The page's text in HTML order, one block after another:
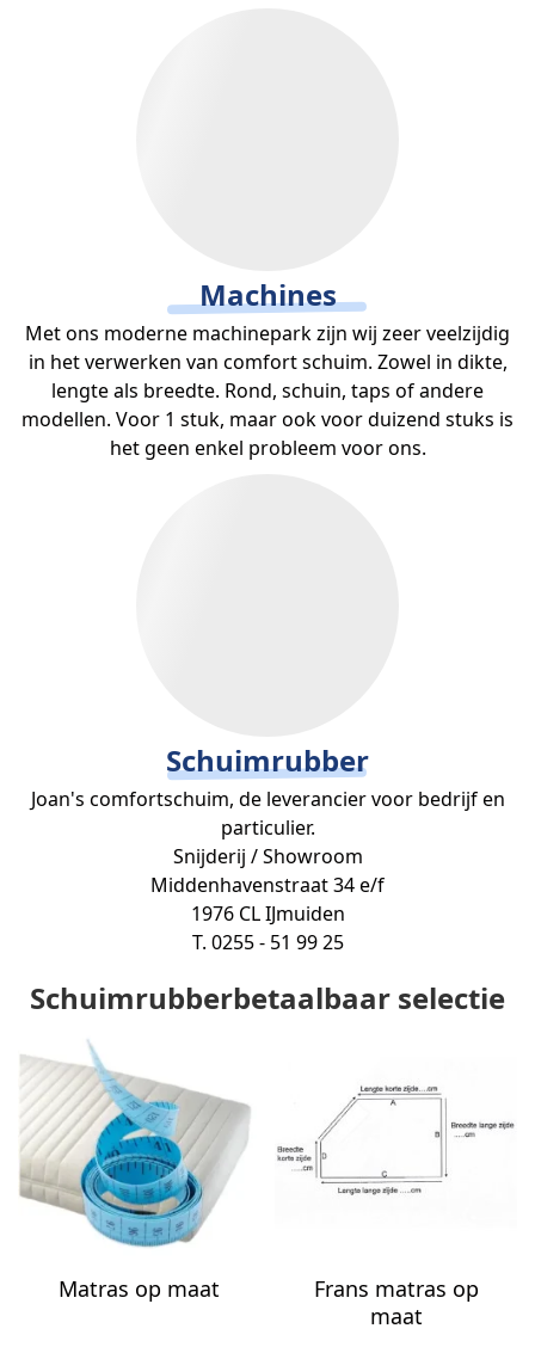
Machines
Met ons moderne machinepark zijn wij zeer veelzijdig
in het verwerken van comfort schuim. Zowel in dikte,
lengte als breedte. Rond, schuin, taps of andere
modellen. Voor 1 stuk, maar ook voor duizend stuks is
het geen enkel probleem voor ons.
Schuimrubber
Joan's comfortschuim, de leverancier voor bedrijf en
particulier.
Snijderij / Showroom
Middenhavenstraat 34 e/f
1976 CL IJmuiden
T. 0255 - 51 99 25
Schuimrubberbetaalbaar selectie
Matras op maat
Frans matras op
maat